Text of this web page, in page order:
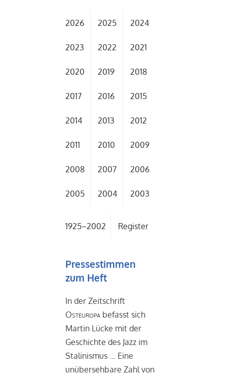
2026 2025 2024
2023 2022 2021
2020 2019 2018
2017 2016 2015
2014 2013 2012
2011 2010 2009
2008 2007 2006
2005 2004 2003
1925–2002 Register
Pressestimmen
zum Heft
In der Zeitschrift
Osteuropa befasst sich
Martin Lücke mit der
Geschichte des Jazz im
Stalinismus … Eine
unübersehbare Zahl von